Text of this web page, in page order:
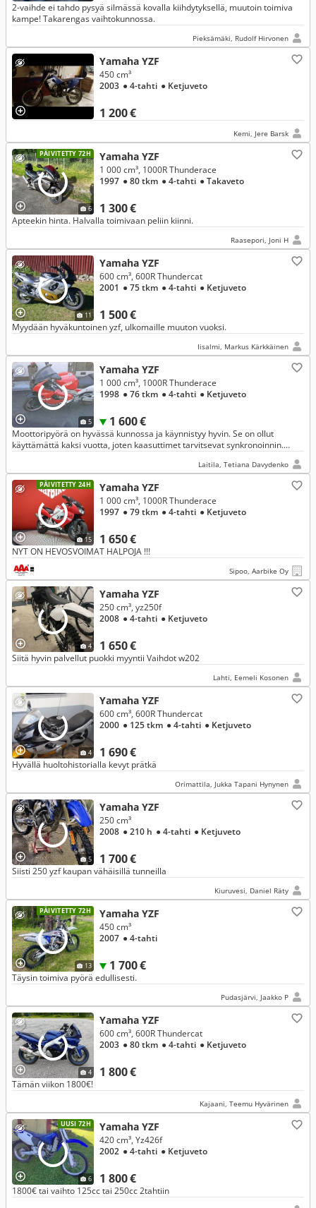
2-vaihde ei tahdo pysyä silmässä kovalla kiihdytyksellä, muutoin toimiva
kampe! Takarengas vaihtokunnossa.
Pieksämäki, Rudolf Hirvonen
Yamaha YZF
1 200 €
450 cm³
2003 ● 4-tahti ● Ketjuveto
Kemi, Jere Barsk
PÄIVITETTY 72H
6
Yamaha YZF
1 300 €
1 000 cm³, 1000R Thunderace
1997 ● 80 tkm ● 4-tahti ● Takaveto
Apteekin hinta. Halvalla toimivaan peliin kiinni.
Raasepori, Joni H
11
Yamaha YZF
1 500 €
600 cm³, 600R Thundercat
2001 ● 75 tkm ● 4-tahti ● Ketjuveto
Myydään hyväkuntoinen yzf, ulkomaille muuton vuoksi.
Iisalmi, Markus Kärkkäinen
5
Yamaha YZF
1 600 €
1 000 cm³, 1000R Thunderace
1998 ● 76 tkm ● 4-tahti ● Ketjuveto
Moottoripyörä on hyvässä kunnossa ja käynnistyy hyvin. Se on ollut
käyttämättä kaksi vuotta, joten kaasuttimet tarvitsevat synkronoinnin.
Laitila, Tetiana Davydenko
PÄIVITETTY 24H
15
Yamaha YZF
1 650 €
1 000 cm³, 1000R Thunderace
1997 ● 79 tkm ● 4-tahti ● Ketjuveto
NYT ON HEVOSVOIMAT HALPOJA !!!
Sipoo, Aarbike Oy
4
Yamaha YZF
1 650 €
250 cm³, yz250f
2008 ● 4-tahti ● Ketjuveto
Siitä hyvin palvellut puokki myyntii Vaihdot w202
Lahti, Eemeli Kosonen
4
Yamaha YZF
1 690 €
600 cm³, 600R Thundercat
2000 ● 125 tkm ● 4-tahti ● Ketjuveto
Hyvällä huoltohistorialla kevyt prätkä
Orimattila, Jukka Tapani Hynynen
5
Yamaha YZF
1 700 €
250 cm³
2008 ● 210 h ● 4-tahti ● Ketjuveto
Siisti 250 yzf kaupan vähäisillä tunneilla
Kiuruvesi, Daniel Räty
PÄIVITETTY 72H
13
Yamaha YZF
1 700 €
450 cm³
2007 ● 4-tahti
Täysin toimiva pyörä edullisesti.
Pudasjärvi, Jaakko P
4
Yamaha YZF
1 800 €
600 cm³, 600R Thundercat
2003 ● 80 tkm ● 4-tahti ● Ketjuveto
Tämän viikon 1800€!
Kajaani, Teemu Hyvärinen
UUSI 72H
6
Yamaha YZF
1 800 €
420 cm³, Yz426f
2002 ● 4-tahti ● Ketjuveto
1800€ tai vaihto 125cc tai 250cc 2tahtiin